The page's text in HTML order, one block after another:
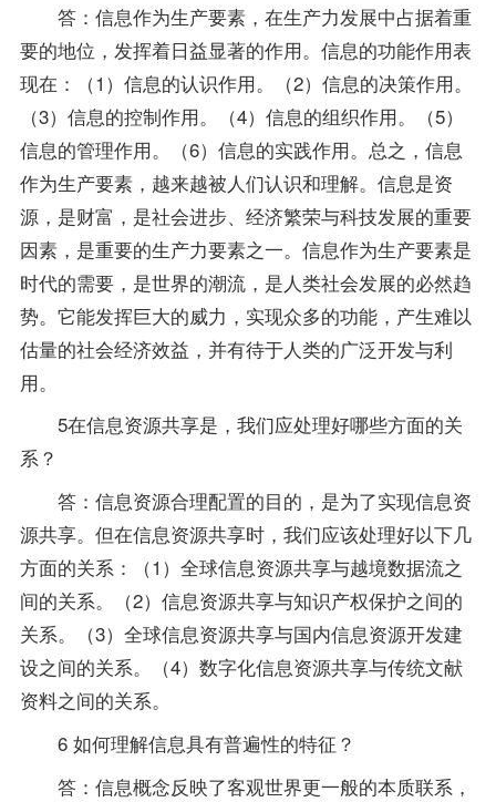
答：信息作为生产要素，在生产力发展中占据着重
要的地位，发挥着日益显著的作用。信息的功能作用表
现在：（1）信息的认识作用。（2）信息的决策作用。
（3）信息的控制作用。（4）信息的组织作用。（5）
信息的管理作用。（6）信息的实践作用。总之，信息
作为生产要素，越来越被人们认识和理解。信息是资
源，是财富，是社会进步、经济繁荣与科技发展的重要
因素，是重要的生产力要素之一。信息作为生产要素是
时代的需要，是世界的潮流，是人类社会发展的必然趋
势。它能发挥巨大的威力，实现众多的功能，产生难以
估量的社会经济效益，并有待于人类的广泛开发与利
用。
5在信息资源共享是，我们应处理好哪些方面的关
系？
答：信息资源合理配置的目的，是为了实现信息资
源共享。但在信息资源共享时，我们应该处理好以下几
方面的关系：（1）全球信息资源共享与越境数据流之
间的关系。（2）信息资源共享与知识产权保护之间的
关系。（3）全球信息资源共享与国内信息资源开发建
设之间的关系。（4）数字化信息资源共享与传统文献
资料之间的关系。
6 如何理解信息具有普遍性的特征？
答：信息概念反映了客观世界更一般的本质联系，